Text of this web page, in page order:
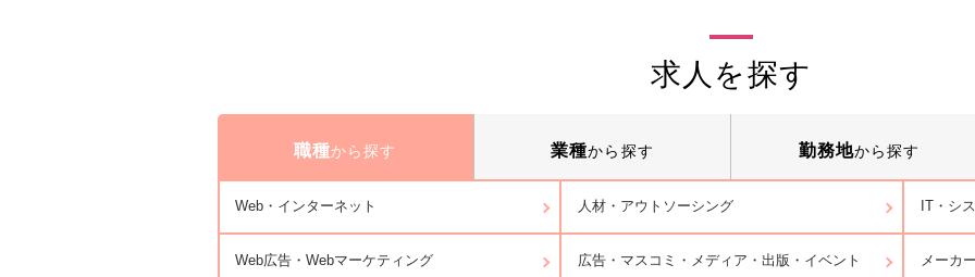
求人を探す
職種から探す 業種から探す 勤務地から探す
Web・インターネット 人材・アウトソーシング IT・シ
Web広告・Webマーケティング 広告・マスコミ・メディア・出版・イベント メーカ